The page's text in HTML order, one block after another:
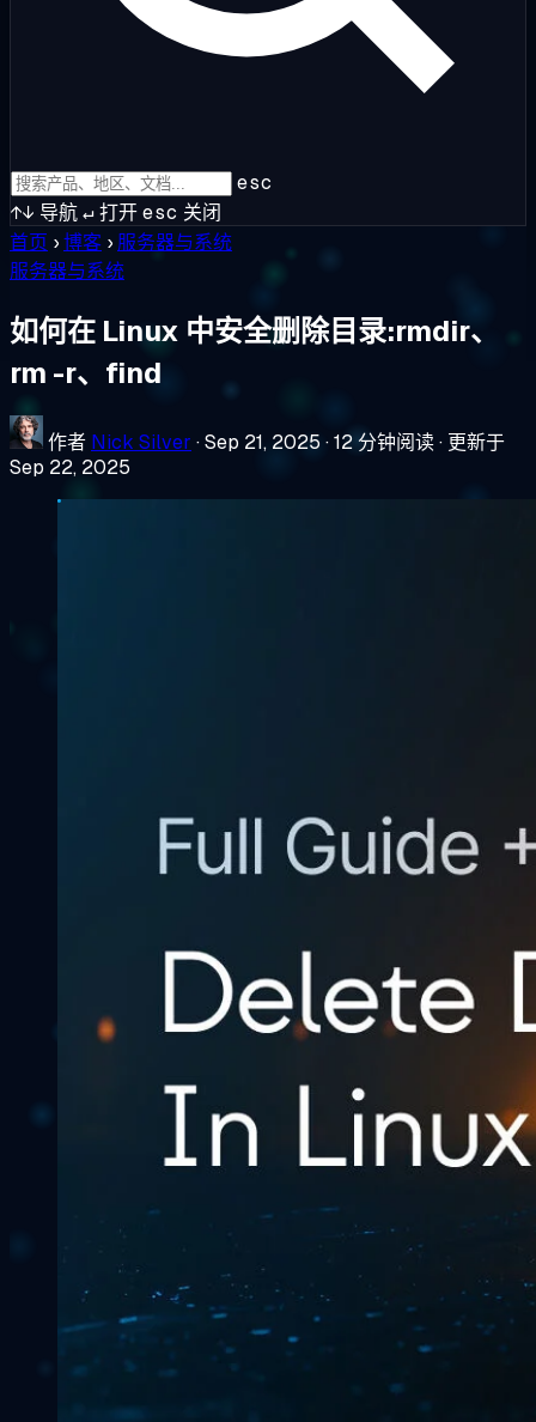
esc
↑↓ 导航↵打开esc 关闭
首页 ›博客 › 服务器与系统
服务器与系统
如何在 Linux 中安全删除目录:rmdir、
rm -r、find
作者 Nick Silver ·Sep 21, 2025 ·12 分钟阅读· 更新于
Sep 22, 2025